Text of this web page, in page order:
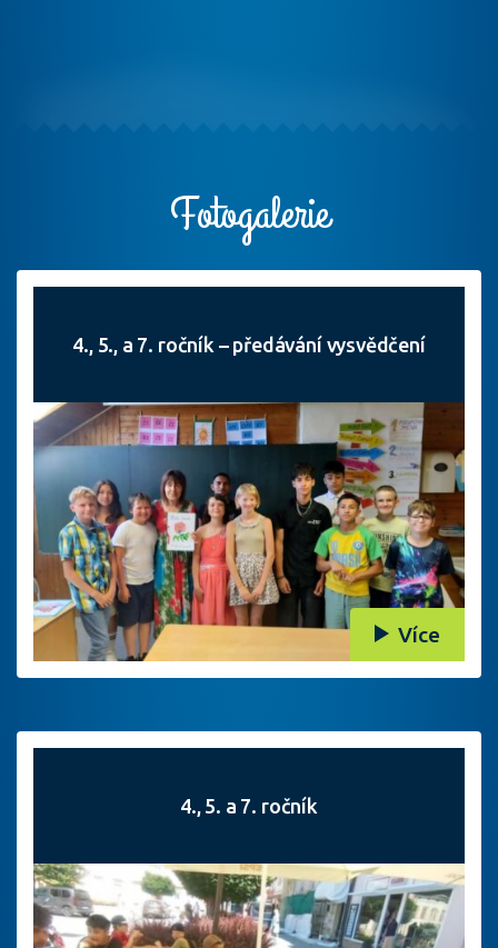
Fotogalerie
4., 5., a 7. ročník – předávání vysvědčení
Více
4., 5. a 7. ročník